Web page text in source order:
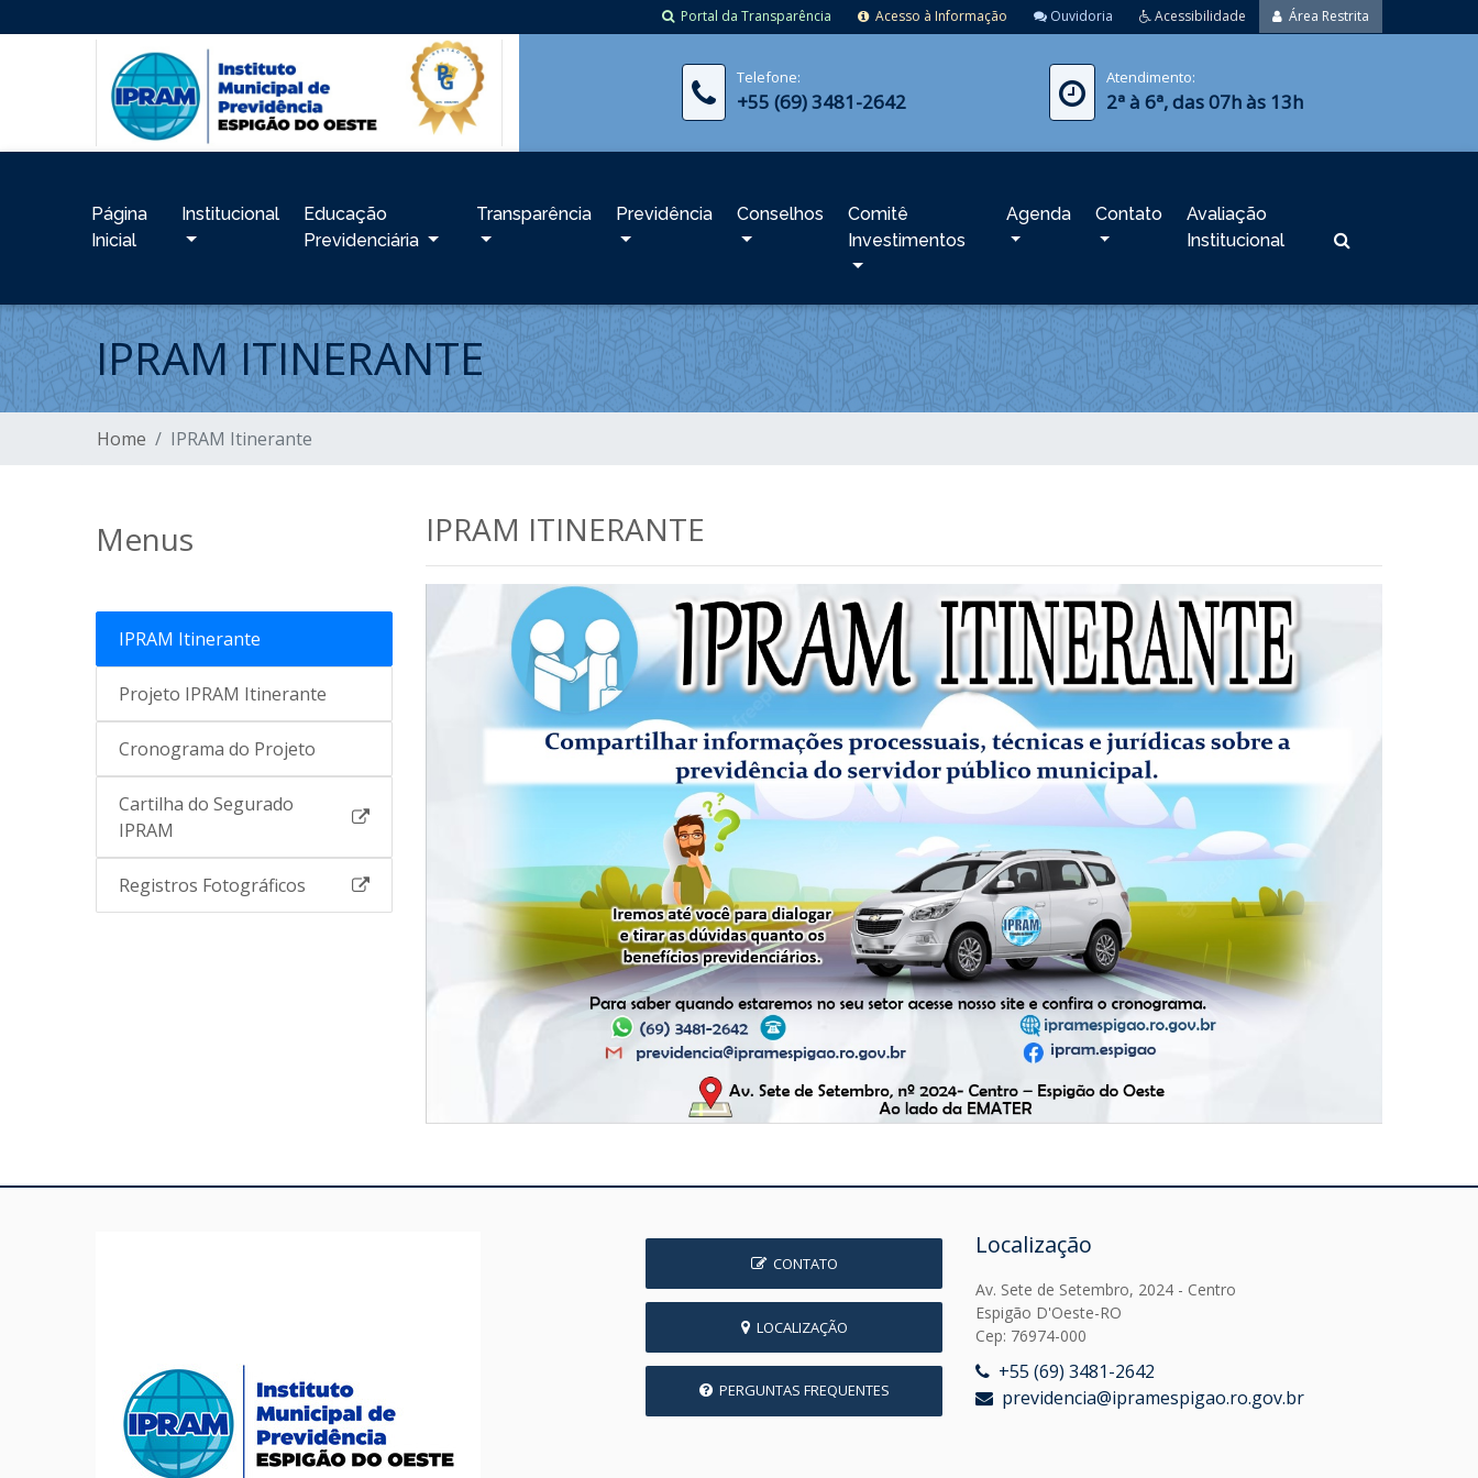
Área Restrita
Acessibilidade
Ouvidoria
Acesso à Informação
Portal da Transparência
Telefone:
+55 (69) 3481-2642
Atendimento:
2ª à 6ª, das 07h às 13h
Página
Inicial
Institucional
Educação
Previdenciária
Transparência Previdência Conselhos
Comitê
Investimentos
Agenda Contato
Avaliação
Institucional
IPRAM ITINERANTE
Home IPRAM Itinerante
Menus
IPRAM Itinerante
Projeto IPRAM Itinerante
Cronograma do Projeto
Cartilha do Segurado
IPRAM
Registros Fotográficos
IPRAM ITINERANTE
CONTATO
LOCALIZAÇÃO
PERGUNTAS FREQUENTES
Localização
Av. Sete de Setembro, 2024 - Centro
Espigão D'Oeste-RO
Cep: 76974-000
+55 (69) 3481-2642
previdencia@ipramespigao.ro.gov.br